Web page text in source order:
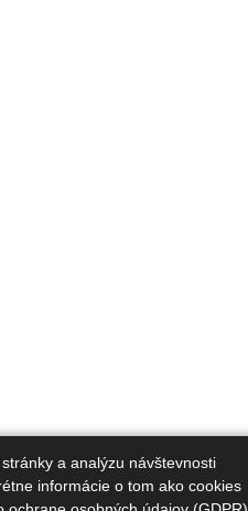
a analýzu návštevnosti
informácie o tom ako cookies